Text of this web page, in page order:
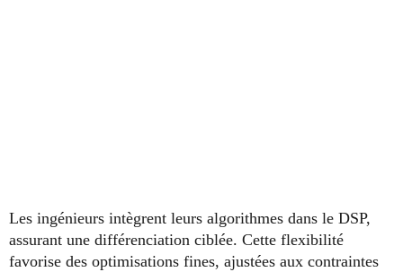
Les ingénieurs intègrent leurs algorithmes dans le DSP,
assurant une différenciation ciblée. Cette flexibilité
favorise des optimisations fines, ajustées aux contraintes